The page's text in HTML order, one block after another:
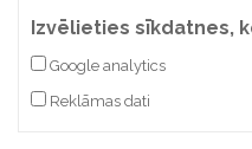
Izvēlieties sīkdatnes,
Google analytics
Reklāmas dati